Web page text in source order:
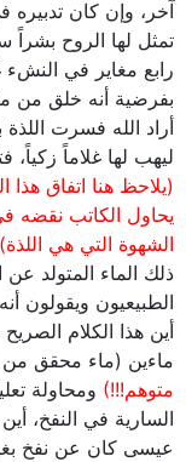
آخر، وإن كان تدبيره
تمثل لها الروح
رابع مغاير في النشء
أراد الله فسرت
ليهب لها غلاماً
(يلاحظ هنا اتفاق هذا
يحاول الكاتب نقضه
الشهوة التي هي اللذة)
ذلك الماء المتولد
الطبيعيون ويقولون
أين هذا الكلام
ماءين (ماء محقق
متوهم!!!) ومحاولة
السارية في النفخ،
عيسى كان عن نفخ